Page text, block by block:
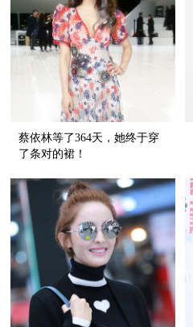
蔡依林等了364天，她终于穿
了条对的裙！